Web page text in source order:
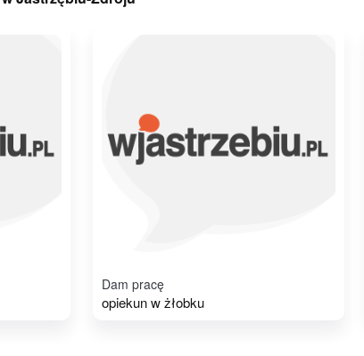
Dam pracę
opiekun w żłobku